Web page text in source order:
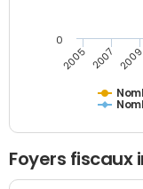
2005 2007 2009
0
Foyers fiscaux